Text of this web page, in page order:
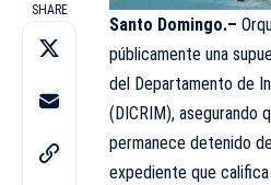
SHARE
Santo Domingo.–
públicamente una
del Departamento de
(DICRIM), asegurando
permanece detenido
expediente que califica